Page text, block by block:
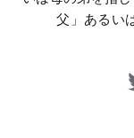
父」あるい